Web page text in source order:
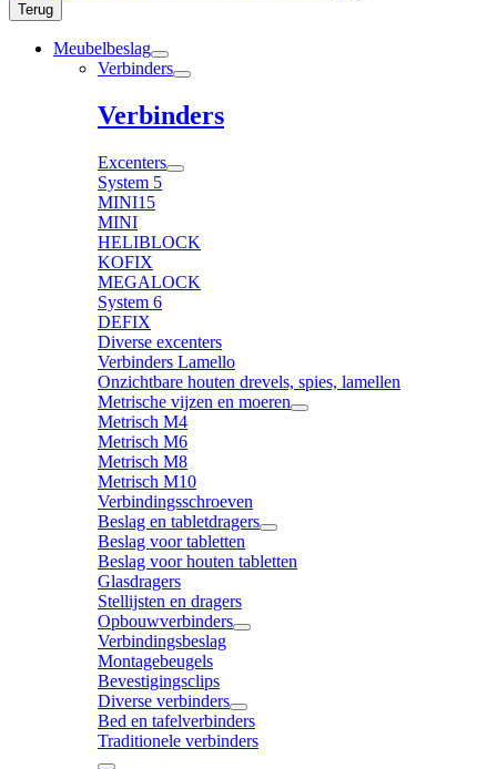
Terug
Meubelbeslag
Verbinders
Verbinders
Excenters
System 5
MINI15
MINI
HELIBLOCK
KOFIX
MEGALOCK
System 6
DEFIX
Diverse excenters
Verbinders Lamello
Onzichtbare houten drevels, spies, lamellen
Metrische vijzen en moeren
Metrisch M4
Metrisch M6
Metrisch M8
Metrisch M10
Verbindingsschroeven
Beslag en tabletdragers
Beslag voor tabletten
Beslag voor houten tabletten
Glasdragers
Stellijsten en dragers
Opbouwverbinders
Verbindingsbeslag
Montagebeugels
Bevestigingsclips
Diverse verbinders
Bed en tafelverbinders
Traditionele verbinders